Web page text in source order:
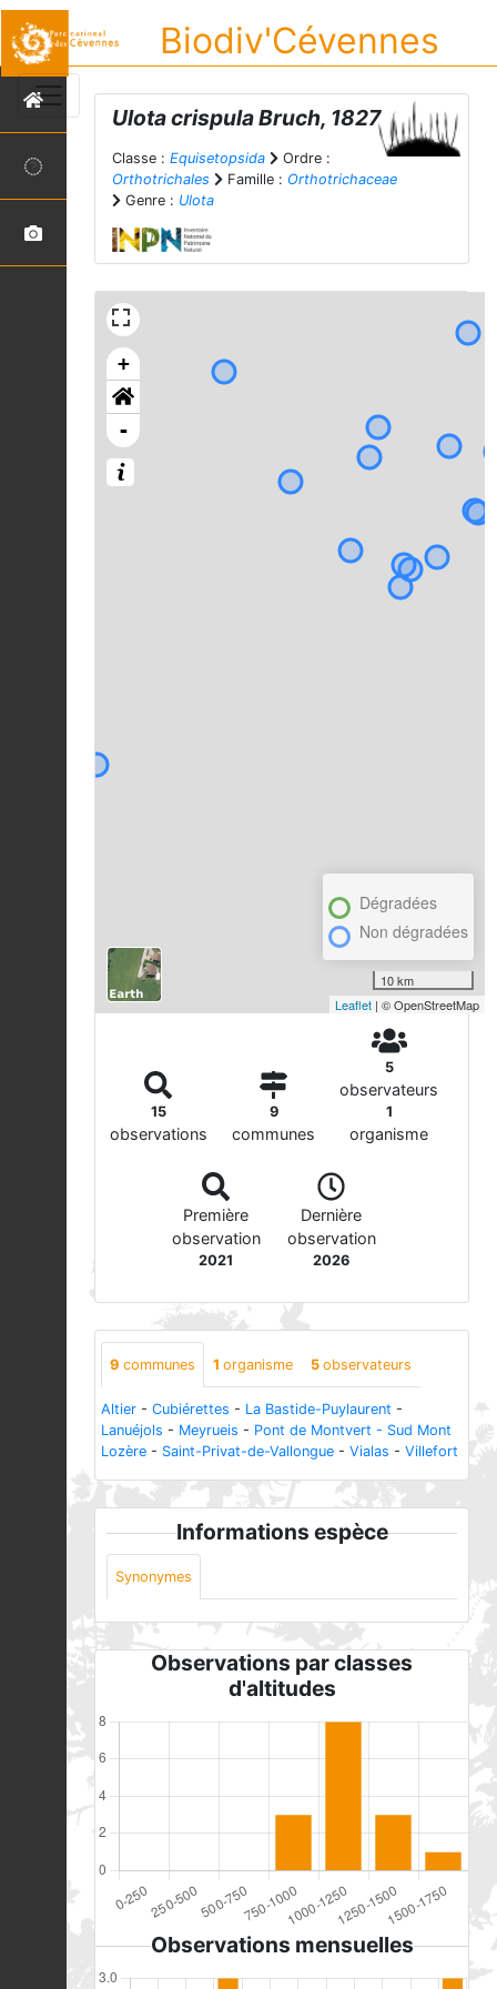
Biodiv'Cévennes
Ulota crispulaBruch, 1827
Classe : Equisetopsida
Ordre :
Orthotrichales
Famille : Orthotrichaceae
Genre : Ulota
+
-
Dégradées
Non dégradées
10 km
Leaflet | © OpenStreetMap
15
observations
9
communes
5
observateurs
1
organisme
Première
observation
2021
Dernière
observation
2026
9 communes 1 organisme 5 observateurs
Altier - Cubiérettes - La Bastide-Puylaurent -
Lanuéjols - Meyrueis - Pont de Montvert - Sud Mont
Lozère - Saint-Privat-de-Vallongue - Vialas - Villefort
Informations espèce
Synonymes
Observations par classes
d'altitudes
Observations mensuelles